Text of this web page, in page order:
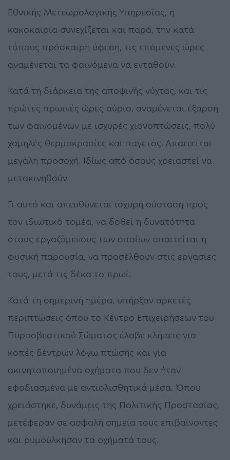
Εθνικής Μετεωρολογικής Υπηρεσίας, η
κακοκαιρία συνεχίζεται και παρά, την κατά
τόπους πρόσκαιρη ύφεση, τις επόμενες ώρες
αναμένεται τα φαινόμενα να ενταθούν.
Κατά τη διάρκεια της αποψινής νύχτας, και τις
πρώτες πρωινές ώρες αύριο, αναμένεται έξαρση
των φαινομένων με ισχυρές χιονοπτώσεις, πολύ
χαμηλές θερμοκρασίες και παγετός. Απαιτείται
μεγάλη προσοχή. Ιδίως από όσους χρειαστεί να
μετακινηθούν.
Γι αυτό και απευθύνεται ισχυρή σύσταση προς
τον ιδιωτικό τομέα, να δοθεί η δυνατότητα
στους εργαζόμενους των οποίων απαιτείται η
φυσική παρουσία, να προσέλθουν στις εργασίες
τους, μετά τις δέκα το πρωί.
Κατά τη σημερινή ημέρα, υπήρξαν αρκετές
περιπτώσεις όπου το Κέντρο Επιχειρήσεων του
Πυροσβεστικού Σώματος έλαβε κλήσεις για
κοπές δέντρων λόγω πτώσης και για
ακινητοποιημένα οχήματα που δεν ήταν
εφοδιασμένα με αντιολισθητικά μέσα. Όπου
χρειάστηκε, δυνάμεις της Πολιτικής Προστασίας,
μετέφεραν σε ασφαλή σημεία τους επιβαίνοντες
και ρυμούλκησαν τα οχήματά τους.